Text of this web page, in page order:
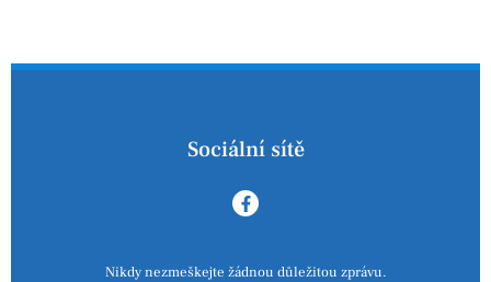
Sociální sítě
Nikdy nezmeškejte žádnou důležitou zprávu.